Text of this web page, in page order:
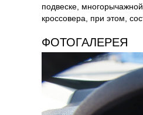
подвеске,
кроссовера, при этом,
ФОТОГАЛЕРЕЯ